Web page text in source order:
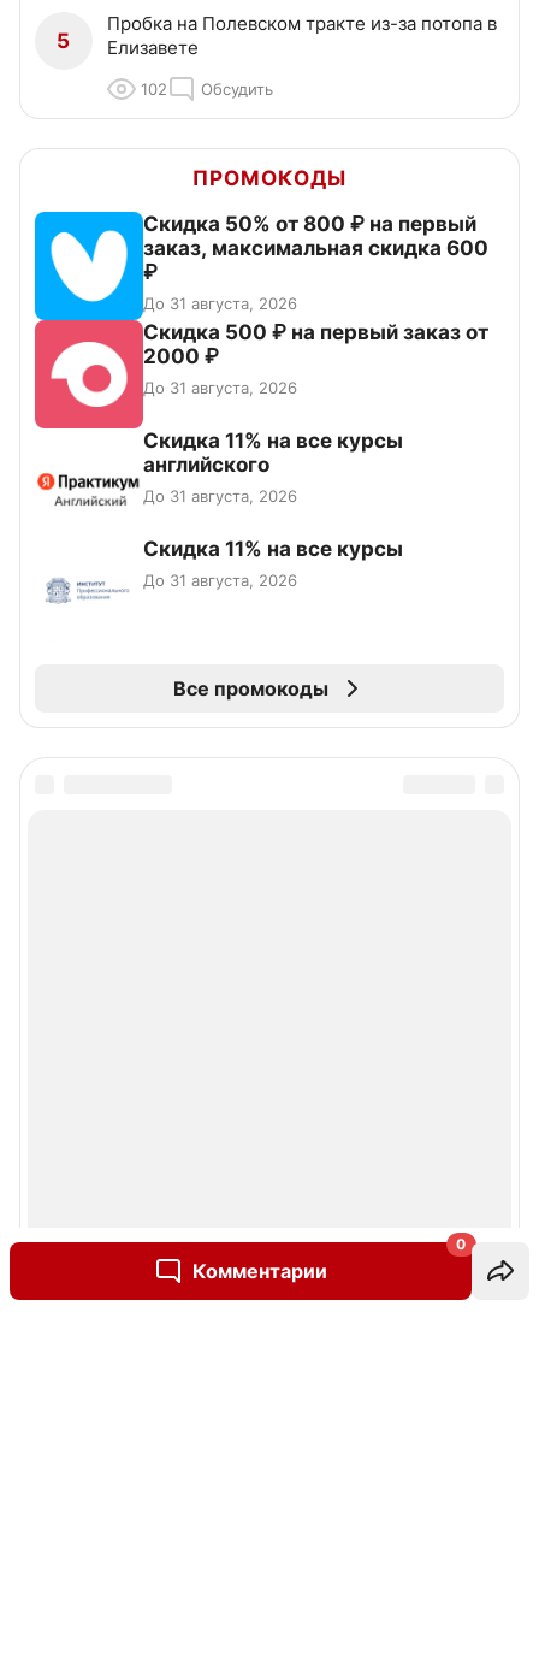
Комментарии
0
5
Пробка на Полевском тракте из-за потопа в
Елизавете
102 Обсудить
ПРОМОКОДЫ
Скидка 50% от 800 ₽ на первый
заказ, максимальная скидка 600
₽
До 31 августа, 2026
Скидка 500 ₽ на первый заказ от
2000 ₽
До 31 августа, 2026
Скидка 11% на все курсы
английского
До 31 августа, 2026
Скидка 11% на все курсы
До 31 августа, 2026
Все промокоды